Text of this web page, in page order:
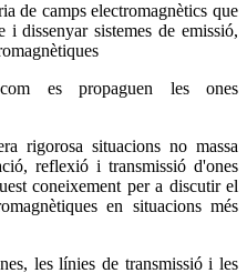
de camps electromagnètics que
i dissenyar sistemes de emissió,
es propaguen les ones
rigorosa situacions no massa
reflexió i transmissió d'ones
coneixement per a discutir el
en situacions més
les línies de transmissió i les